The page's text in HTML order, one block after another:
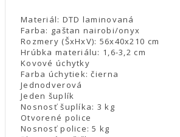
Materiál: DTD laminovaná
Farba: gaštan nairobi/onyx
Rozmery (ŠxHxV): 56x40x210 cm
Hrúbka materiálu: 1,6-3,2 cm
Kovové úchytky
Farba úchytiek: čierna
Jednodverová
Jeden šuplík
Nosnosť šuplíka: 3 kg
Otvorené police
Nosnosť police: 5 kg